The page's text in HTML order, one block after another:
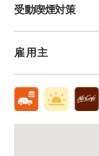
受動喫煙対策
雇用主